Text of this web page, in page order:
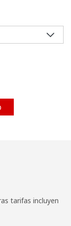
de acuerdo con
tarifas incluyen